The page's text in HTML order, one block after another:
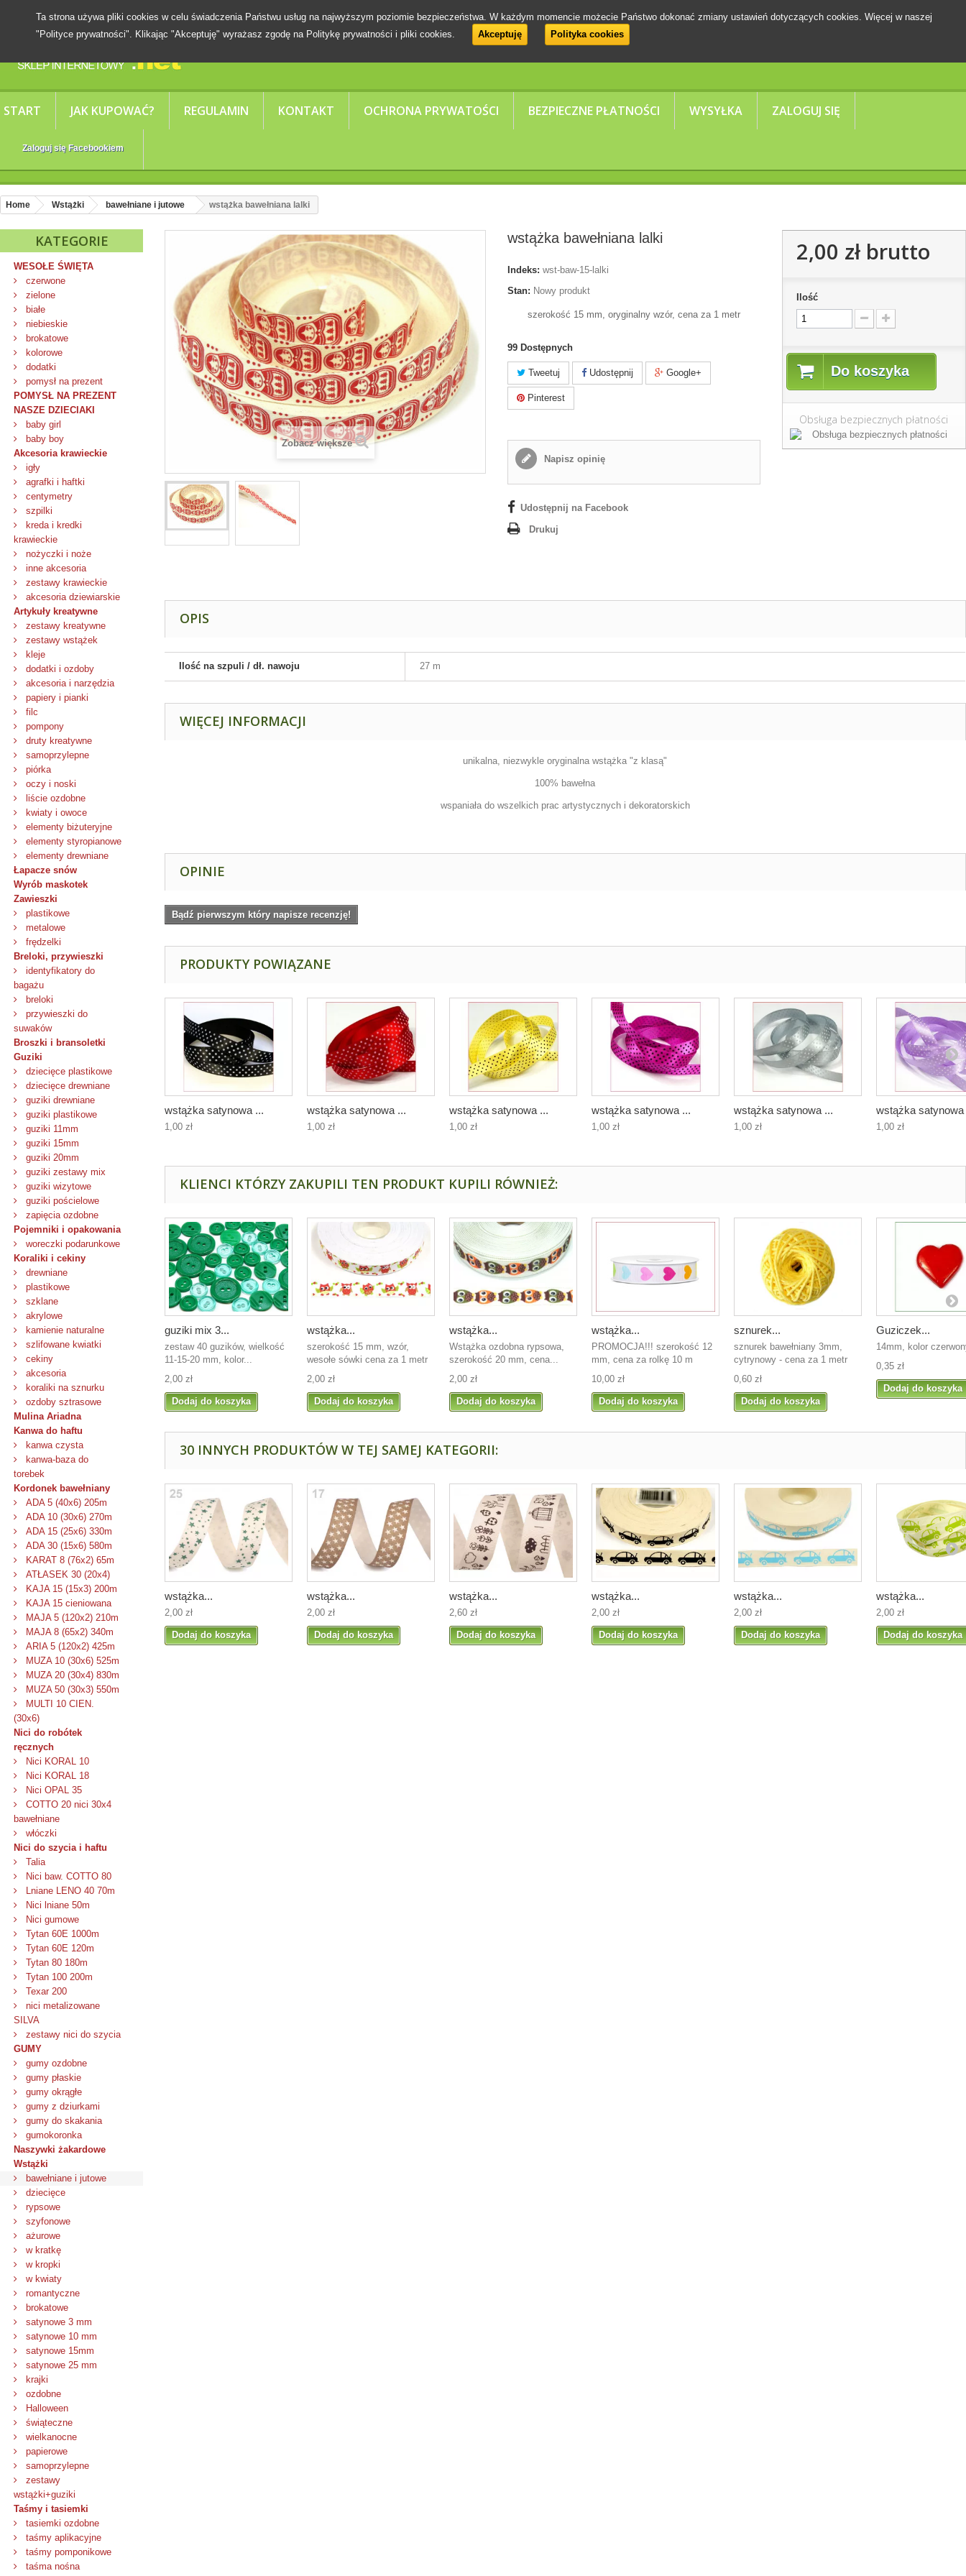
START JAK KUPOWAĆ? REGULAMIN KONTAKT OCHRONA PRYWATOŚCI BEZPIECZNE PŁATNOŚCI WYSYŁKA ZALOGUJ SIĘ
Zaloguj się Facebookiem
Ta strona używa pliki cookies w celu świadczenia Państwu usług na najwyższym poziomie bezpieczeństwa. W każdym momencie możecie Państwo dokonać zmiany ustawień dotyczących cookies. Więcej w naszej
"Polityce prywatności". Klikając "Akceptuję" wyrażasz zgodę na Politykę prywatności i pliki cookies.
Akceptuję Polityka cookies
Home Wstążki bawełniane i jutowe wstążka bawełniana lalki
KATEGORIE
WESOŁE ŚWIĘTA
czerwone
zielone
białe
niebieskie
brokatowe
kolorowe
dodatki
pomysł na prezent
POMYSŁ NA PREZENT
NASZE DZIECIAKI
baby girl
baby boy
Akcesoria krawieckie
igły
agrafki i haftki
centymetry
szpilki
kreda i kredki
krawieckie
nożyczki i noże
inne akcesoria
zestawy krawieckie
akcesoria dziewiarskie
Artykuły kreatywne
zestawy kreatywne
zestawy wstążek
kleje
dodatki i ozdoby
akcesoria i narzędzia
papiery i pianki
filc
pompony
druty kreatywne
samoprzylepne
piórka
oczy i noski
liście ozdobne
kwiaty i owoce
elementy biżuteryjne
elementy styropianowe
elementy drewniane
Łapacze snów
Wyrób maskotek
Zawieszki
plastikowe
metalowe
frędzelki
Breloki, przywieszki
identyfikatory do
bagażu
breloki
przywieszki do
suwaków
Broszki i bransoletki
Guziki
dziecięce plastikowe
dziecięce drewniane
guziki drewniane
guziki plastikowe
guziki 11mm
guziki 15mm
guziki 20mm
guziki zestawy mix
guziki wizytowe
guziki pościelowe
zapięcia ozdobne
Pojemniki i opakowania
woreczki podarunkowe
Koraliki i cekiny
drewniane
plastikowe
szklane
akrylowe
kamienie naturalne
szlifowane kwiatki
cekiny
akcesoria
koraliki na sznurku
ozdoby sztrasowe
Mulina Ariadna
Kanwa do haftu
kanwa czysta
kanwa-baza do
torebek
Kordonek bawełniany
ADA 5 (40x6) 205m
ADA 10 (30x6) 270m
ADA 15 (25x6) 330m
ADA 30 (15x6) 580m
KARAT 8 (76x2) 65m
ATŁASEK 30 (20x4)
KAJA 15 (15x3) 200m
KAJA 15 cieniowana
MAJA 5 (120x2) 210m
MAJA 8 (65x2) 340m
ARIA 5 (120x2) 425m
MUZA 10 (30x6) 525m
MUZA 20 (30x4) 830m
MUZA 50 (30x3) 550m
MULTI 10 CIEN.
(30x6)
Nici do robótek
ręcznych
Nici KORAL 10
Nici KORAL 18
Nici OPAL 35
COTTO 20 nici 30x4
bawełniane
włóczki
Nici do szycia i haftu
Talia
Nici baw. COTTO 80
Lniane LENO 40 70m
Nici lniane 50m
Nici gumowe
Tytan 60E 1000m
Tytan 60E 120m
Tytan 80 180m
Tytan 100 200m
Texar 200
nici metalizowane
SILVA
zestawy nici do szycia
GUMY
gumy ozdobne
gumy płaskie
gumy okrągłe
gumy z dziurkami
gumy do skakania
gumokoronka
Naszywki żakardowe
Wstążki
bawełniane i jutowe
dziecięce
rypsowe
szyfonowe
ażurowe
w kratkę
w kropki
w kwiaty
romantyczne
brokatowe
satynowe 3 mm
satynowe 10 mm
satynowe 15mm
satynowe 25 mm
krajki
ozdobne
Halloween
świąteczne
wielkanocne
papierowe
samoprzylepne
zestawy
wstążki+guziki
Taśmy i tasiemki
tasiemki ozdobne
taśmy aplikacyjne
taśmy pomponikowe
taśma nośna
Zobacz większe
wstążka bawełniana lalki
Indeks: wst-baw-15-lalki
Stan: Nowy produkt
szerokość 15 mm, oryginalny wzór, cena za 1 metr
99 Dostępnych
Tweetuj Udostępnij Google+
Pinterest
Napisz opinię
Udostępnij na Facebook
Drukuj
2,00 złbrutto
Ilość
Do koszyka
Obsługa bezpiecznych płatności
OPIS
Ilość na szpuli / dł. nawoju 27 m
WIĘCEJ INFORMACJI
unikalna, niezwykle oryginalna wstążka "z klasą"
100% bawełna
wspaniała do wszelkich prac artystycznych i dekoratorskich
OPINIE
Bądź pierwszym który napisze recenzję!
PRODUKTY POWIĄZANE
wstążka satynowa ...
1,00 zł
wstążka satynowa ...
1,00 zł
wstążka satynowa ...
1,00 zł
wstążka satynowa ...
1,00 zł
wstążka satynowa ...
1,00 zł
wstążka satynowa
1,00 zł
KLIENCI KTÓRZY ZAKUPILI TEN PRODUKT KUPILI RÓWNIEŻ:
guziki mix 3...
zestaw 40 guzików, wielkość
11-15-20 mm, kolor...
2,00 zł
Dodaj do koszyka
wstążka...
szerokość 15 mm, wzór,
wesołe sówki cena za 1 metr
2,00 zł
Dodaj do koszyka
wstążka...
Wstążka ozdobna rypsowa,
szerokość 20 mm, cena...
2,00 zł
Dodaj do koszyka
wstążka...
PROMOCJA!!! szerokość 12
mm, cena za rolkę 10 m
10,00 zł
Dodaj do koszyka
sznurek...
sznurek bawełniany 3mm,
cytrynowy - cena za 1 metr
0,60 zł
Dodaj do koszyka
Guziczek...
14mm, kolor
0,35 zł
Dodaj do koszyka
30 INNYCH PRODUKTÓW W TEJ SAMEJ KATEGORII:
wstążka...
2,00 zł
Dodaj do koszyka
wstążka...
2,00 zł
Dodaj do koszyka
wstążka...
2,60 zł
Dodaj do koszyka
wstążka...
2,00 zł
Dodaj do koszyka
wstążka...
2,00 zł
Dodaj do koszyka
wstążka...
2,00 zł
Dodaj do koszyka